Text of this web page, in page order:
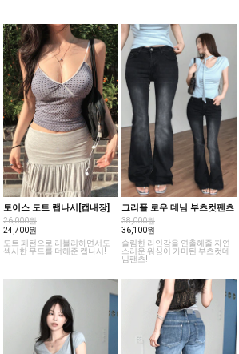
토이스 도트 랩나시[캡내장]
26,000원
24,700원
도트 패턴으로 러블리하면서도
섹시한 무드를 더해준 캡나시!
그리플 로우 데님 부츠컷팬츠
38,000원
36,100원
슬림한 라인감을 연출해줄 자연
스러운 워싱이 가미된 부츠컷데
님팬츠!